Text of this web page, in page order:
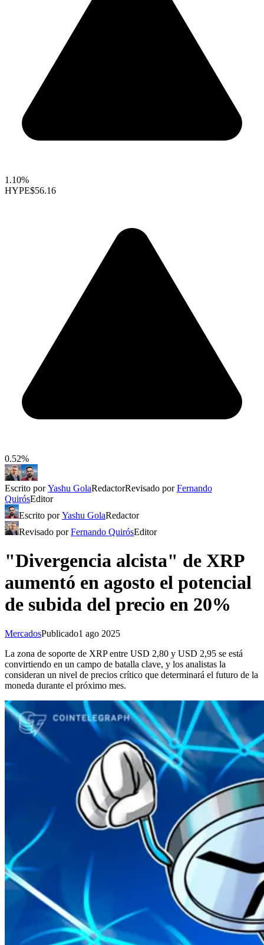
1.10%
HYPE$56.16
0.52%
Escrito porYashu GolaRedactorRevisado porFernando
QuirósEditor
Escrito porYashu GolaRedactor
Revisado porFernando QuirósEditor
"Divergencia alcista" de XRP
aumentó en agosto el potencial
de subida del precio en 20%
MercadosPublicado1 ago 2025
La zona de soporte de XRP entre USD 2,80 y USD 2,95 se está
convirtiendo en un campo de batalla clave, y los analistas la
consideran un nivel de precios crítico que determinará el futuro de la
moneda durante el próximo mes.